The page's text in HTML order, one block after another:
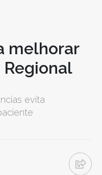
melhorar
evita